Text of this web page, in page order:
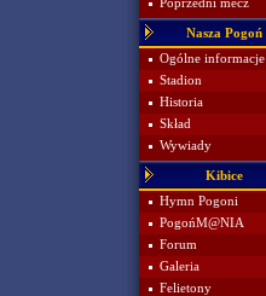
Poprzedni mecz
Nasza Pogoń
Ogólne informacje
Stadion
Historia
Skład
Wywiady
Kibice
Hymn Pogoni
PogońM@NIA
Forum
Galeria
Felietony